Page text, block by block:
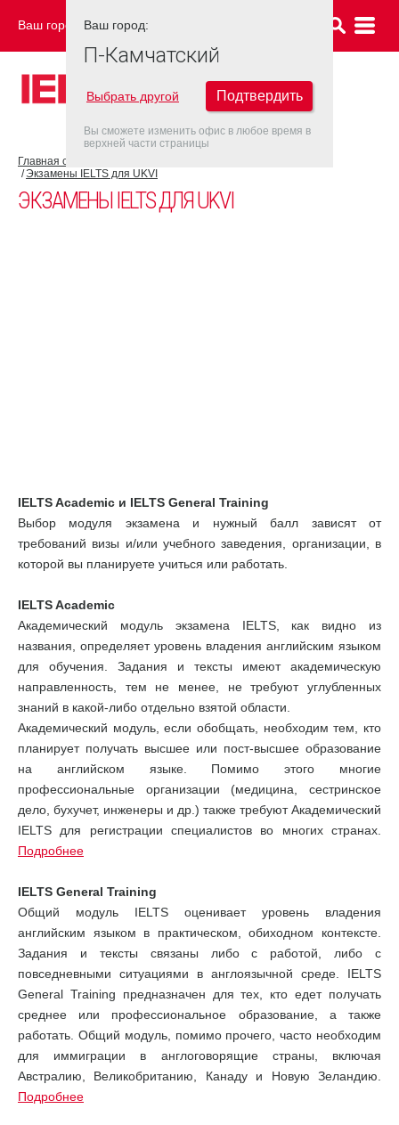
Ваш город: П-КАМЧАТСКИЙ
Главная страница
Экзамены IELTS для UKVI
ЭКЗАМЕНЫ IELTS ДЛЯ UKVI
IELTS Academic и IELTS General Training
Выбор модуля экзамена и нужный балл зависят от
требований визы и/или учебного заведения, организации, в
которой вы планируете учиться или работать.
IELTS Academic
Академический модуль экзамена IELTS, как видно из
названия, определяет уровень владения английским языком
для обучения. Задания и тексты имеют академическую
направленность, тем не менее, не требуют углубленных
знаний в какой-либо отдельно взятой области.
Академический модуль, если обобщать, необходим тем, кто
планирует получать высшее или пост-высшее образование
на английском языке. Помимо этого многие
профессиональные организации (медицина, сестринское
дело, бухучет, инженеры и др.) также требуют Академический
IELTS для регистрации специалистов во многих странах.
Подробнее
IELTS General Training
Общий модуль IELTS оценивает уровень владения
английским языком в практическом, обиходном контексте.
Задания и тексты связаны либо с работой, либо с
повседневными ситуациями в англоязычной среде. IELTS
General Training предназначен для тех, кто едет получать
среднее или профессиональное образование, а также
работать. Общий модуль, помимо прочего, часто необходим
для иммиграции в англоговорящие страны, включая
Австралию, Великобританию, Канаду и Новую Зеландию.
Подробнее
Ваш город:
П-Камчатский
Выбрать другой Подтвердить
Вы сможете изменить офис в любое время в
верхней части страницы